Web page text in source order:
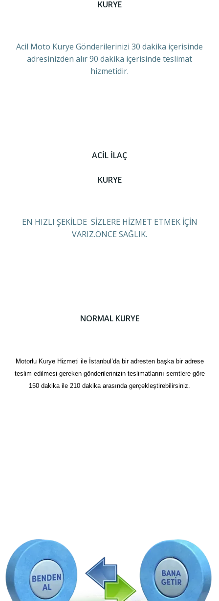
KURYE
Acil Moto Kurye Gönderilerinizi 30 dakika içerisinde
adresinizden alır 90 dakika içerisinde teslimat
hizmetidir.
ACİL İLAÇ
KURYE
EN HIZLI ŞEKİLDE SİZLERE HİZMET ETMEK İÇİN
VARIZ.ÖNCE SAĞLIK.
NORMAL KURYE
Motorlu Kurye Hizmeti ile İstanbul’da bir adresten başka bir adrese
teslim edilmesi gereken gönderilerinizin teslimatlarını semtlere göre
150 dakika ile 210 dakika arasında gerçekleştirebilirsiniz.